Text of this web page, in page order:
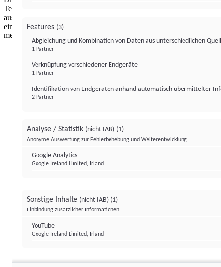
Technologien usw.) auf Ihrem Endgerät gespeichert oder von dort
ausgelesen werden, um es jedes Mal wiederzuerkennen, wenn es
eine App oder einer Webseite aufruft. Dies geschieht für einen oder
mehrere der hier aufgeführten Verarbeitungszwecke.
Features (3)
Abgleichung und Kombination von Daten aus unterschiedlichen
1 Partner
Verknüpfung verschiedener Endgeräte
1 Partner
Identifikation von Endgeräten anhand automatisch übermittelter
2 Partner
Analyse / Statistik (nicht IAB) (1)
Anonyme Auswertung zur Fehlerbehebung und Weiterentwicklung
Google Analytics
Google Ireland Limited, Irland
Sonstige Inhalte (nicht IAB) (1)
Einbindung zusätzlicher Informationen
YouTube
Google Ireland Limited, Irland
Institutional Money
ImpressumDatenschutzerklärung